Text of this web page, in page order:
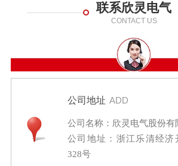
联系欣灵电气
CONTACT US
公司地址 ADD
公司名称：欣灵电气股份有
公司地址：浙江乐清经济
328号